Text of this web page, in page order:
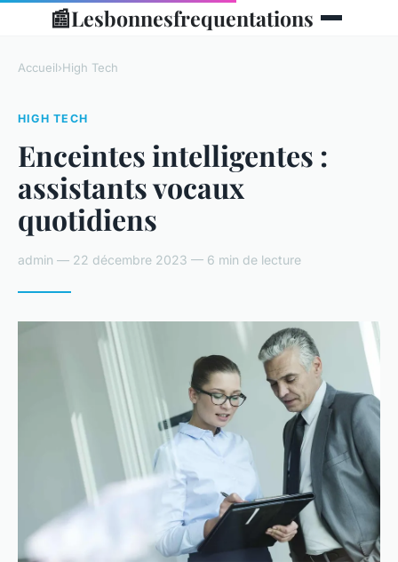
📰Lesbonnesfrequentations
Accueil›High Tech
HIGH TECH
Enceintes intelligentes :
assistants vocaux
quotidiens
admin — 22 décembre 2023 — 6 min de lecture